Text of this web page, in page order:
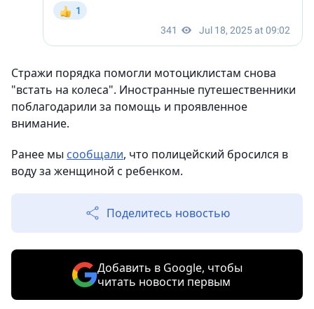
Стражи порядка помогли мотоциклистам снова
"встать на колеса". Иностранные путешественники
поблагодарили за помощь и проявленное
внимание.
Ранее мы сообщали, что полицейский бросился в
воду за женщиной с ребенком.
Поделитесь новостью
Добавить в Google, чтобы
читать новости первым